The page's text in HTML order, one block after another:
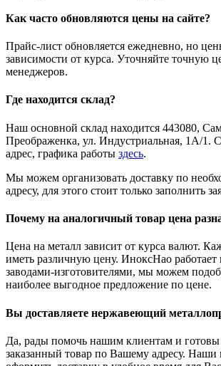
Как часто обновляются цены на сайте?
Прайс-лист обновляется ежедневно, но
зависимости от курса. Уточняйте точную
менеджеров.
Где находится склад?
Наш основной склад находится 443080,
Преображенка, ул. Индустриальная, 1А/1.
адрес, графика работы здесь.
Мы можем организовать доставку по
адресу, для этого стоит только заполнить
Почему на аналогичный товар цена
Цена на металл зависит от курса валют.
иметь различную цену. ИноксНао
заводами-изготовителями, мы можем
наиболее выгодное предложение по цене.
Вы доставляете нержавеющий
Да, рады помочь нашим клиентам и готовы
заказанный товар по Вашему адресу. Наши